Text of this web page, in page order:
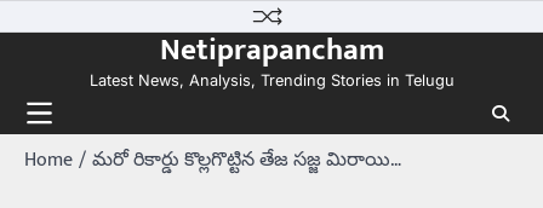
to
Netiprapancham
Latest News, Analysis, Trending Stories in Telugu
Home మరో రికార్డు కొల్లగొట్టిన తేజ సజ్జ మిరాయి…